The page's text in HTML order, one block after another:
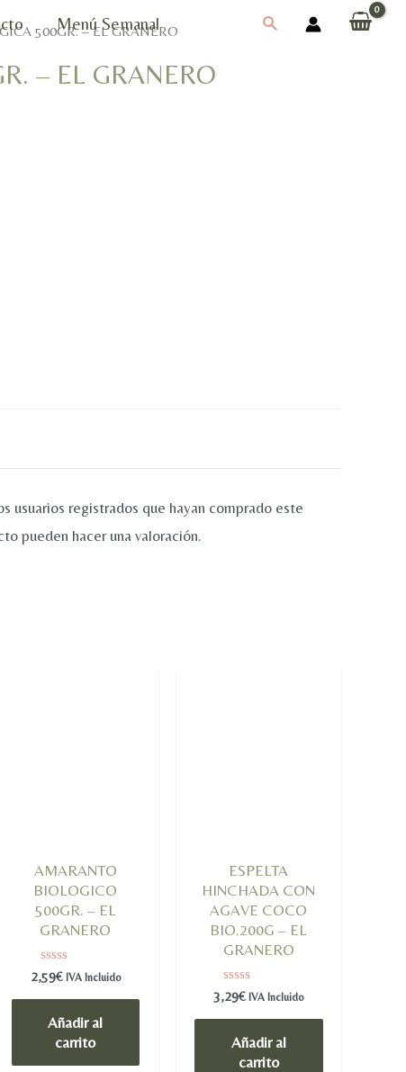
Menú Semanal Buscar
500GR. – EL GRANERO
– EL GRANERO
usuarios registrados que hayan comprado este
pueden hacer una valoración.
AMARANTO
BIOLOGICO
500GR. – EL
GRANERO
Valorado
en
0
2,59€ IVA Incluido
Añadir al
carrito
ESPELTA
HINCHADA CON
AGAVE COCO
BIO.200G – EL
GRANERO
Valorado
en
0
3,29€ IVA Incluido
Añadir al
carrito